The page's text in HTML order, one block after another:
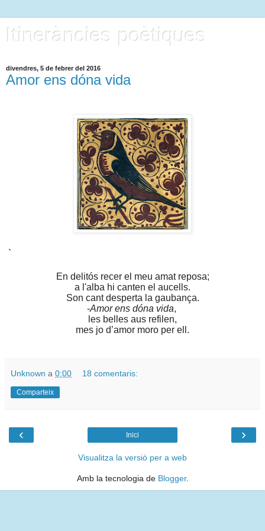
Itineràncies poètiques
divendres, 5 de febrer del 2016
Amor ens dóna vida
`
En delitós recer el meu amat reposa;
a l'alba hi canten el aucells.
Son cant desperta la gaubança.
-Amor ens dóna vida,
les belles aus refilen,
mes jo d’amor moro per ell.
Unknown a 0:00 18 comentaris:
Comparteix
‹ ›
Inici
Visualitza la versió per a web
Amb la tecnologia de Blogger.